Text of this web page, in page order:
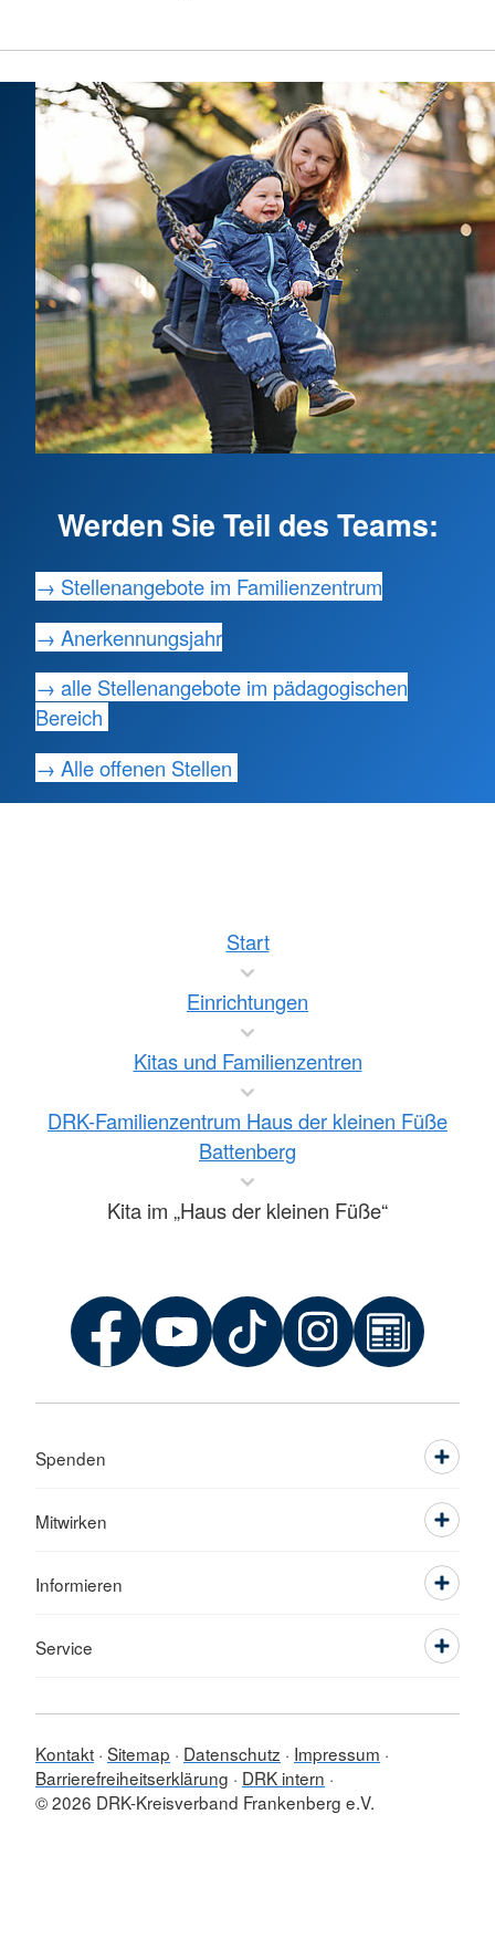
Werden Sie Teil des Teams:
→ Stellenangebote im Familienzentrum
→ Anerkennungsjahr
→ alle Stellenangebote im pädagogischen
Bereich
→ Alle offenen Stellen
Start
Einrichtungen
Kitas und Familienzentren
DRK-Familienzentrum Haus der kleinen Füße
Battenberg
Kita im „Haus der kleinen Füße“
Spenden
Mitwirken
Informieren
Service
Kontakt Sitemap Datenschutz
Impressum
Barrierefreiheitserklärung
DRK intern
© 2026 DRK-Kreisverband Frankenberg e.V.